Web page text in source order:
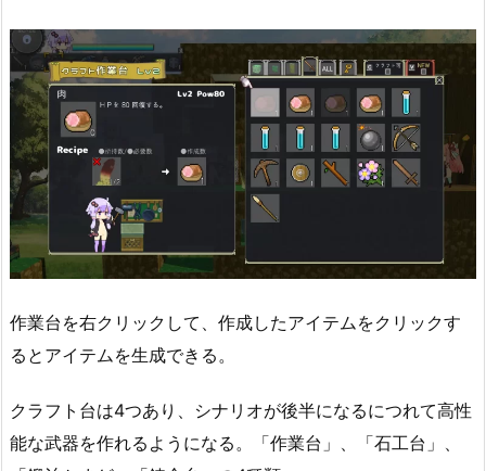
作業台を右クリックして、作成したアイテムをクリックす
るとアイテムを生成できる。
クラフト台は4つあり、シナリオが後半になるにつれて高性
能な武器を作れるようになる。「作業台」、「石工台」、